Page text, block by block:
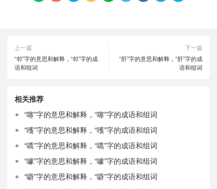
上一篇
“邻”字的意思和解释，“邻”字的成
语和组词
下一篇
“肝”字的意思和解释，“肝”字的成
语和组词
相关推荐
“噻”字的意思和解释，“噻”字的成语和组词
“嚄”字的意思和解释，“嚄”字的成语和组词
“嚆”字的意思和解释，“嚆”字的成语和组词
“噱”字的意思和解释，“噱”字的成语和组词
“噼”字的意思和解释，“噼”字的成语和组词